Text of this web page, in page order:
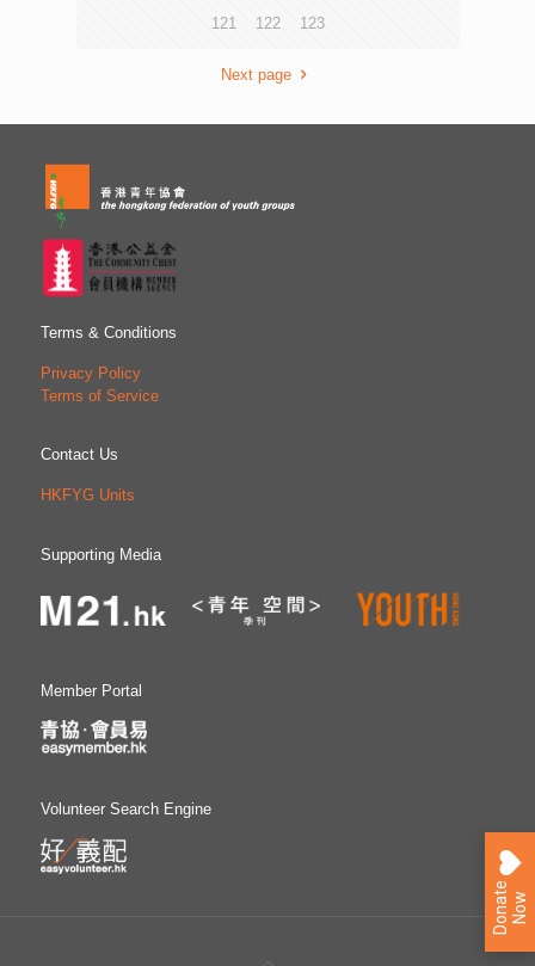
將於12月開始供全港中學訂購。 此外，為提高受焦慮情緒
在匯豐150周年慈善計劃資助下，青協全健思維中心今年再
緒問題。 如學生遇上情緒問題，可透過以下方法聯絡有關服
務： 輔導熱線「關心一線」 ︰ 2777 8899 網上輔
導 ： utouch.hk Whatsapp輔導 ： 6277
8899 附件一 「中學生開學適應」調查結果
定和難以預測，影響到企業的商業模式和人力資源方針。面
承辦課程的機構又缺乏商業觸角，令人力培訓未必追上商業
動力短缺，建議可趁機鼓勵青年在這些方面接受培訓和進
修，以適應轉變中的就業市場。 青年創研庫經濟組成員劉
昱翔表示，本港青年失業及就業不足問題相當嚴峻。他認為
主導模式，由企業提出有需求的新工種，於短時間內參與設
計培訓課程並聘用學員，及時回應人力市場的新需求。此
外，亦建議設立大學畢業生見習就業計劃，以協助他們累積
應鼓勵商界增加就業機會，向能夠增設更多兼職或半職的企
業，提供稅務減免優惠。此外，針對部分青年未能調整就業
心態的問題，他建議青年就業服務機構推出「本地多元工作
務和技能培訓，為未來的職業生涯作更佳準備。 青協青年
青年的智庫。第三屆（2020-2022年度）創研庫成員由超過
透過以研究實證為基礎的討論、交流，創研庫成員提出政策
列包括：「經濟」、「管治」、「教育」，以及「民生」。
8位專家、學者應邀擔任創研庫的顧問導師，包括張子欣博
情下為青年就業尋出路」調查結果
121 122 123
Next page
Terms & Conditions
Privacy Policy
Terms of Service
Contact Us
HKFYG Units
Supporting Media
Member Portal
Volunteer Search Engine
D
o
n
at
e
N
ow